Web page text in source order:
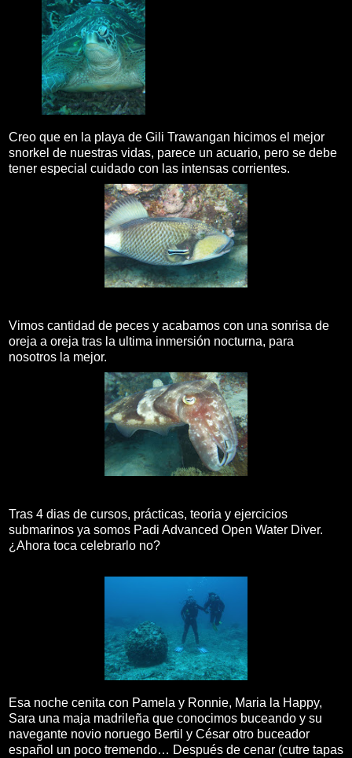
Creo que en la playa de Gili Trawangan hicimos el mejor
snorkel de nuestras vidas, parece un acuario, pero se debe
tener especial cuidado con las intensas corrientes.
Vimos cantidad de peces y acabamos con una sonrisa de
oreja a oreja tras la ultima inmersión nocturna, para
nosotros la mejor.
Tras 4 dias de cursos, prácticas, teoria y ejercicios
submarinos ya somos Padi Advanced Open Water Diver.
¿Ahora toca celebrarlo no?
Esa noche cenita con Pamela y Ronnie, Maria la Happy,
Sara una maja madrileña que conocimos buceando y su
navegante novio noruego Bertil y César otro buceador
español un poco tremendo… Después de cenar (cutre tapas